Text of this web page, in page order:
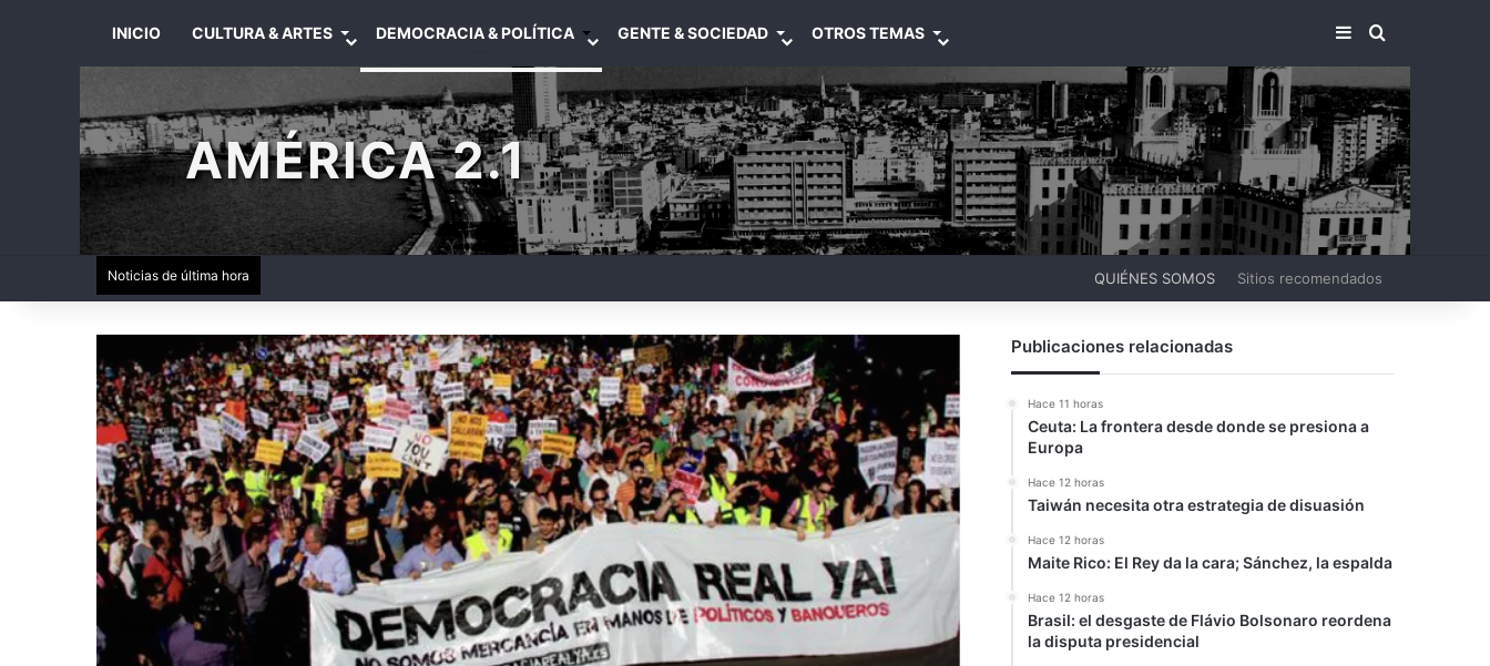
INICIO CULTURA & ARTES DEMOCRACIA & POLÍTICA GENTE & SOCIEDAD OTROS TEMAS BARRA LATERAL
BUSCAR
AMÉRICA 2.1
Noticias de última hora QUIÉNES SOMOS Sitios recomendados
Publicaciones relacionadas
Hace 11 horas
Ceuta: La frontera desde donde se presiona a
Europa
Hace 12 horas
Taiwán necesita otra estrategia de disuasión
Hace 12 horas
Maite Rico: El Rey da la cara; Sánchez, la espalda
Hace 12 horas
Brasil: el desgaste de Flávio Bolsonaro reordena
la disputa presidencial